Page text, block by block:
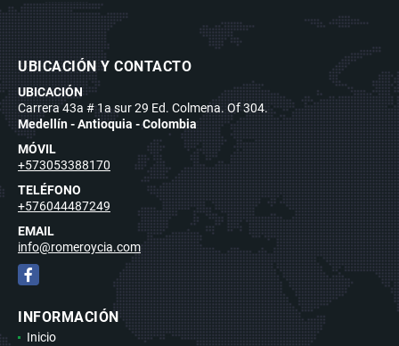
UBICACIÓN Y CONTACTO
UBICACIÓN
Carrera 43a # 1a sur 29 Ed. Colmena. Of 304.
Medellín - Antioquia - Colombia
MÓVIL
+573053388170
TELÉFONO
+576044487249
EMAIL
info@romeroycia.com
Facebook
INFORMACIÓN
Inicio